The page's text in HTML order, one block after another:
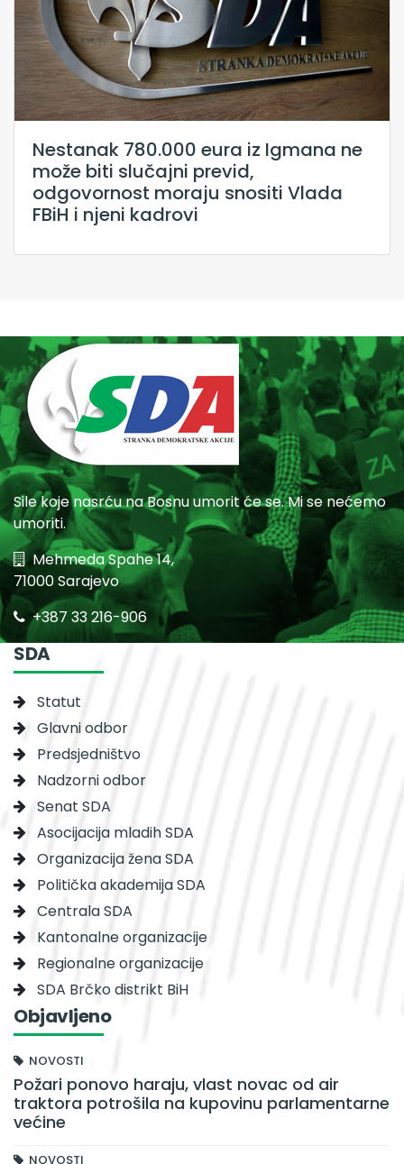
Nestanak 780.000 eura iz Igmana ne
može biti slučajni previd,
odgovornost moraju snositi Vlada
FBiH i njeni kadrovi
Sile koje nasrću na Bosnu umorit će se. Mi se nećemo
umoriti.
Mehmeda Spahe 14,
71000 Sarajevo
+387 33 216-906
SDA
Statut
Glavni odbor
Predsjedništvo
Nadzorni odbor
Senat SDA
Asocijacija mladih SDA
Organizacija žena SDA
Politička akademija SDA
Centrala SDA
Kantonalne organizacije
Regionalne organizacije
SDA Brčko distrikt BiH
Objavljeno
NOVOSTI
Požari ponovo haraju, vlast novac od air
traktora potrošila na kupovinu parlamentarne
većine
NOVOSTI